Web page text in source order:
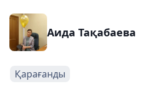
Аида Тақабаева
Қарағанды